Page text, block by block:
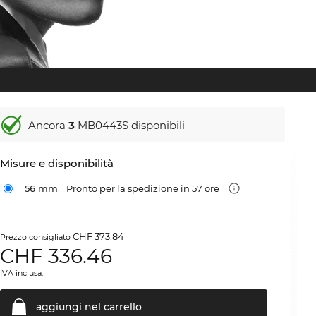
Ancora3 MB0443S disponibili
Misure e disponibilità
56 mm Pronto per la spedizione in 57 ore
Prezzo consigliatoCHF 373.84
CHF336.46
IVA inclusa.
aggiungi nel carrello